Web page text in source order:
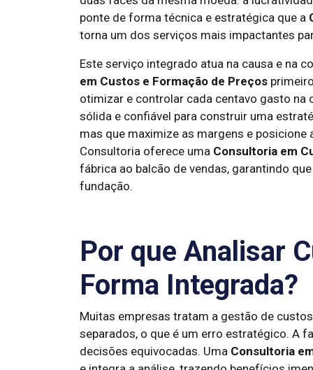
ponte de forma técnica e estratégica que a
torna um dos serviços mais impactantes
Este serviço integrado atua na causa e na
em Custos e Formação de Preços
otimizar e controlar cada centavo gasto na
sólida e confiável para construir uma
mas que maximize as margens e
Consultoria oferece uma Consultoria em
fábrica ao balcão de vendas, garantindo
fundação.
Por que Analisar
Forma Integrada?
Muitas empresas tratam a gestão de
separados, o que é um erro estratégico. A
decisões equivocadas. Uma Consultoria